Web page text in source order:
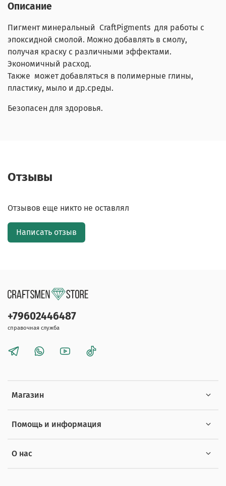
Описание
Пигмент минеральный CraftPigments для работы с
эпоксидной смолой. Можно добавлять в смолу,
получая краску с различными эффектами.
Экономичный расход.
Также может добавляться в полимерные глины,
пластику, мыло и др.среды.
Безопасен для здоровья.
Отзывы
Отзывов еще никто не оставлял
Написать отзыв
Магазин
Помощь и информация
О нас
+79602446487
справочная служба